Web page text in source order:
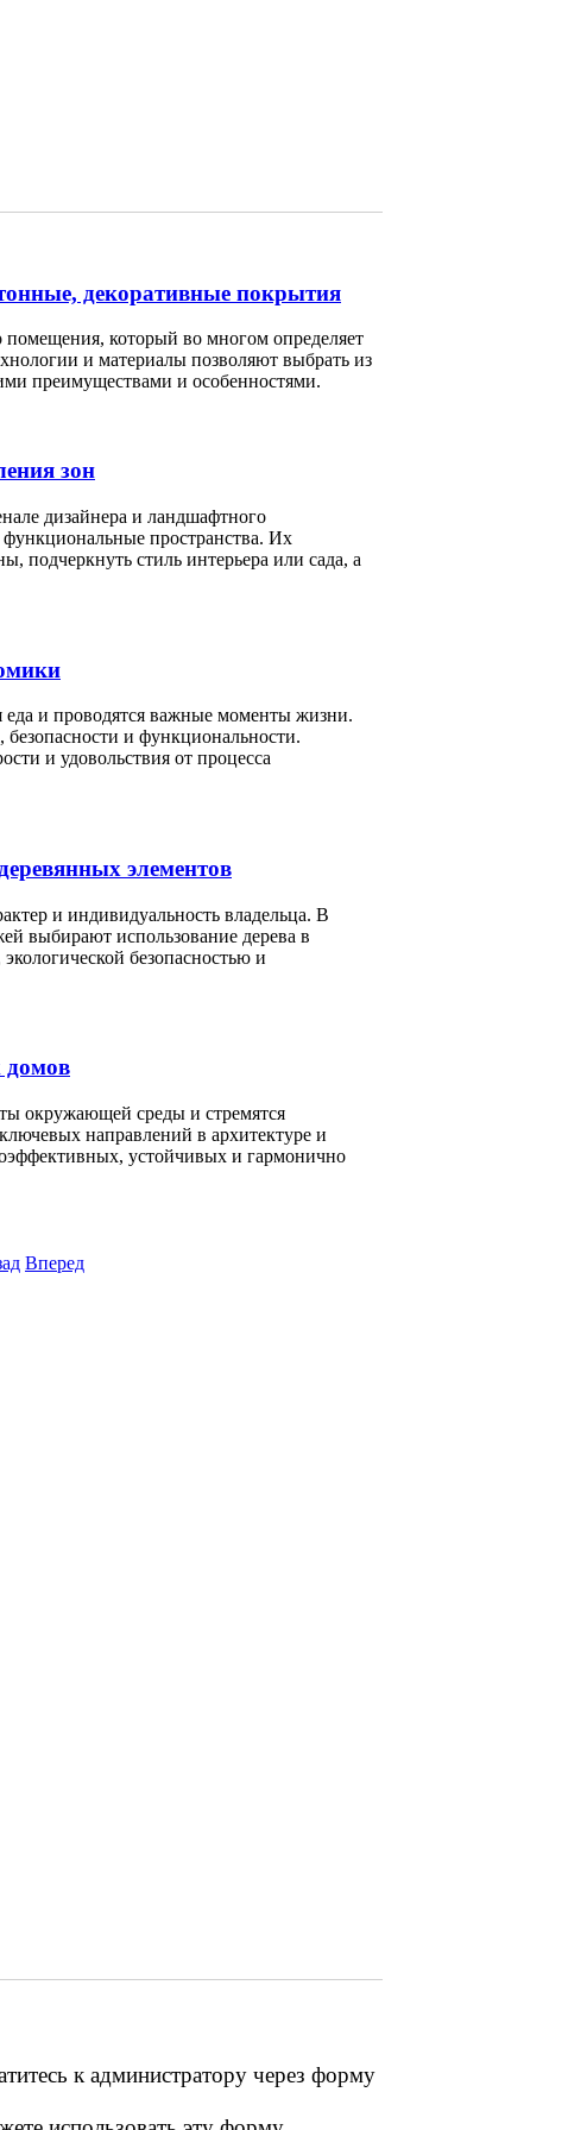
декоративные покрытия
который во многом определяет
и материалы позволяют выбрать из
преимуществами и особенностями.
зон
дизайнера и ландшафтного
функциональные пространства. Их
подчеркнуть стиль интерьера или сада, а
еда и проводятся важные моменты жизни.
и функциональности.
и удовольствия от процесса
элементов
и индивидуальность владельца. В
выбирают использование дерева в
безопасностью и
домов
окружающей среды и стремятся
направлений в архитектуре и
устойчивых и гармонично
Вперед
к администратору через форму